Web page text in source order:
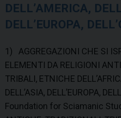
DELL’AMERICA,
DELL’EUROPA,
1) AGGREGAZIONI CHE SI
ELEMENTI DA RELIGIONI
TRIBALI, ETNICHE
DELL’ASIA, DELL’EUROPA,
Foundation for Sciamanic